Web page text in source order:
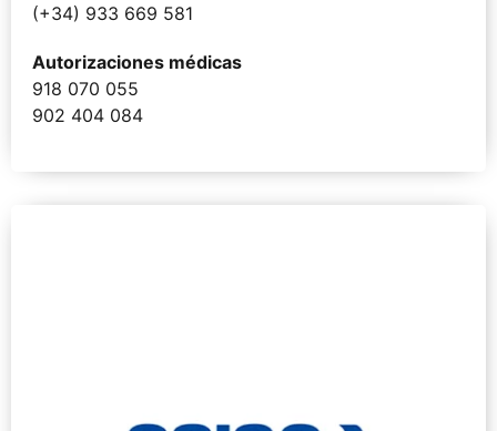
(+34) 933 669 581
Autorizaciones médicas
918 070 055
902 404 084